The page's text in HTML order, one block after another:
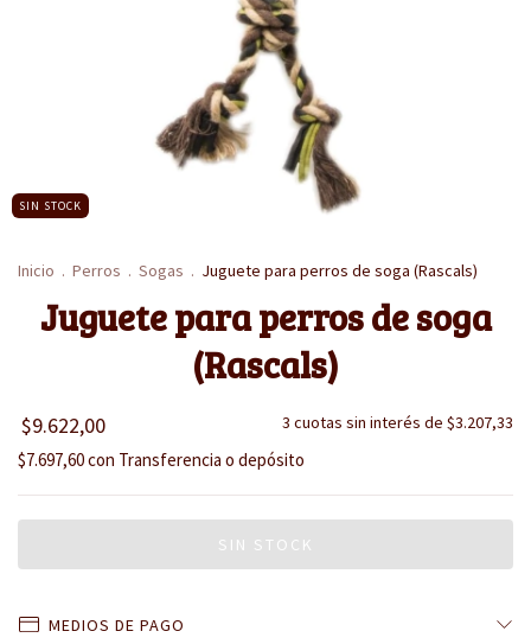
SIN STOCK
Inicio . Perros . Sogas . Juguete para perros de soga (Rascals)
Juguete para perros de soga
(Rascals)
$9.622,00 3 cuotas sin interés de $3.207,33
$7.697,60con Transferencia o depósito
MEDIOS DE PAGO